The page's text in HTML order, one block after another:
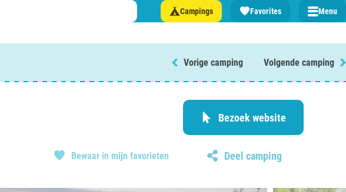
Campings Favorites Menu
Luxemburg
Frankrijk
Vorige camping Volgende camping
Bezoek website
Bewaar in mijn favorieten Deel camping